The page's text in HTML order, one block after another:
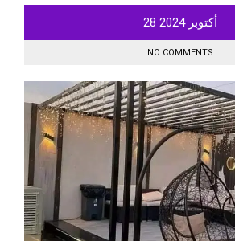
أكتوبر 28 2024
NO COMMENTS